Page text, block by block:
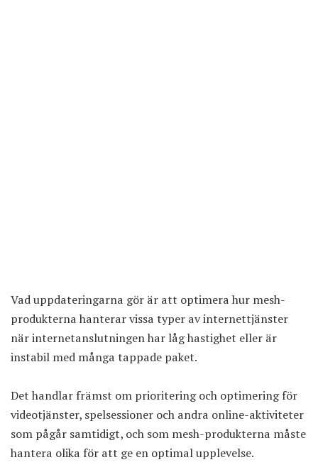
Vad uppdateringarna gör är att optimera hur mesh-
produkterna hanterar vissa typer av internettjänster
när internetanslutningen har låg hastighet eller är
instabil med många tappade paket.
Det handlar främst om prioritering och optimering för
videotjänster, spelsessioner och andra online-aktiviteter
som pågår samtidigt, och som mesh-produkterna måste
hantera olika för att ge en optimal upplevelse.